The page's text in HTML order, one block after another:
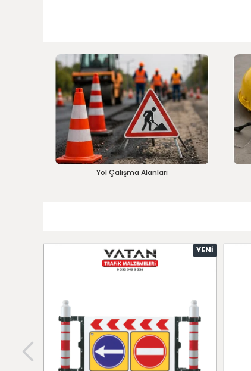
Yol Çalışma Alanları
YENI